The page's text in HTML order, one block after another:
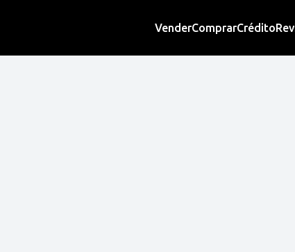
VenderComprarCrédito